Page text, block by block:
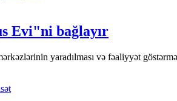
Evi"ni bağlayır
yaradılması və fəaliyyət